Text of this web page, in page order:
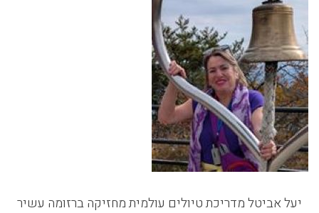
יעל אביטל מדריכת טיולים עולמית מחזיקה ברזומה עשיר